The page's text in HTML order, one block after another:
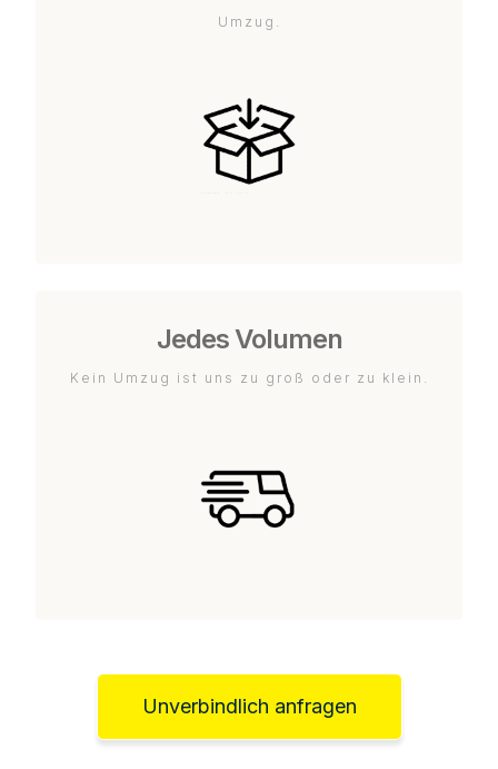
Umzug.
Jedes Volumen
Kein Umzug ist uns zu groß oder zu klein.
Unverbindlich anfragen